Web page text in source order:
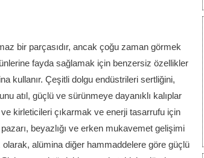
bir parçasıdır, ancak çoğu zaman görmek
fayda sağlamak için benzersiz özellikler
kullanır. Çeşitli dolgu endüstrileri sertliğini,
atıl, güçlü ve sürünmeye dayanıklı kalıplar
kirleticileri çıkarmak ve enerji tasarrufu için
beyazlığı ve erken mukavemet gelişimi
alümina diğer hammaddelere göre güçlü